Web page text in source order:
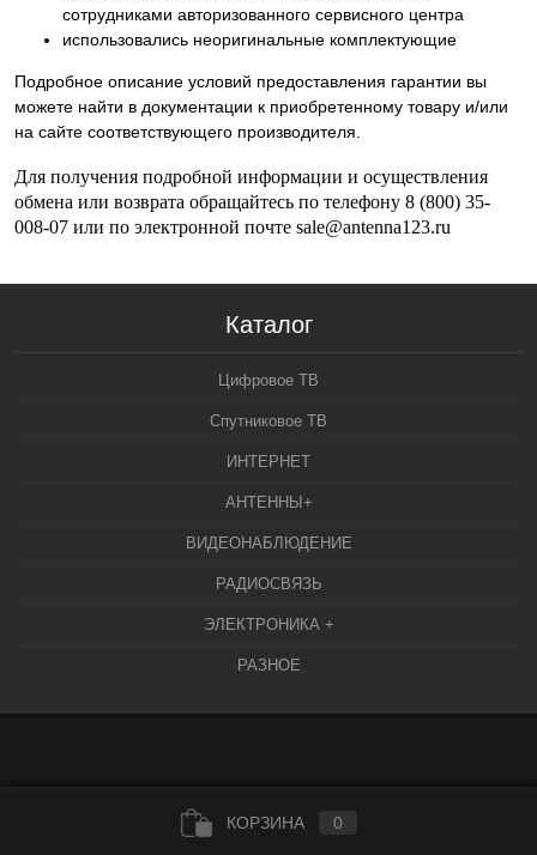
сотрудниками авторизованного сервисного центра
использовались неоригинальные комплектующие
Подробное описание условий предоставления гарантии вы
можете найти в документации к приобретенному товару и/или
на сайте соответствующего производителя.
Для получения подробной информации и осуществления
обмена или возврата обращайтесь по телефону 8 (800) 35-
008-07 или по электронной почте sale@antenna123.ru
Каталог
Цифровое ТВ
Спутниковое ТВ
ИНТЕРНЕТ
АНТЕННЫ+
ВИДЕОНАБЛЮДЕНИЕ
РАДИОСВЯЗЬ
ЭЛЕКТРОНИКА +
РАЗНОЕ
КОРЗИНА 0